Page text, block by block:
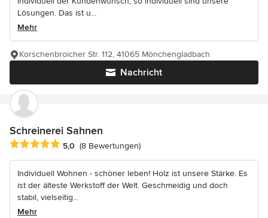
Lösungen. Das ist u...
Mehr
Nachricht
Korschenbroicher Str. 112, 41065 Mönchengladbach
Schreinerei Sahnen
Durchschnittliche Bewertung: 5 von 5 Sternen
5,0 (8 Bewertungen)
Individuell Wohnen - schöner leben! Holz ist unsere Stärke. Es
ist der älteste Werkstoff der Welt. Geschmeidig und doch
stabil, vielseitig...
Mehr